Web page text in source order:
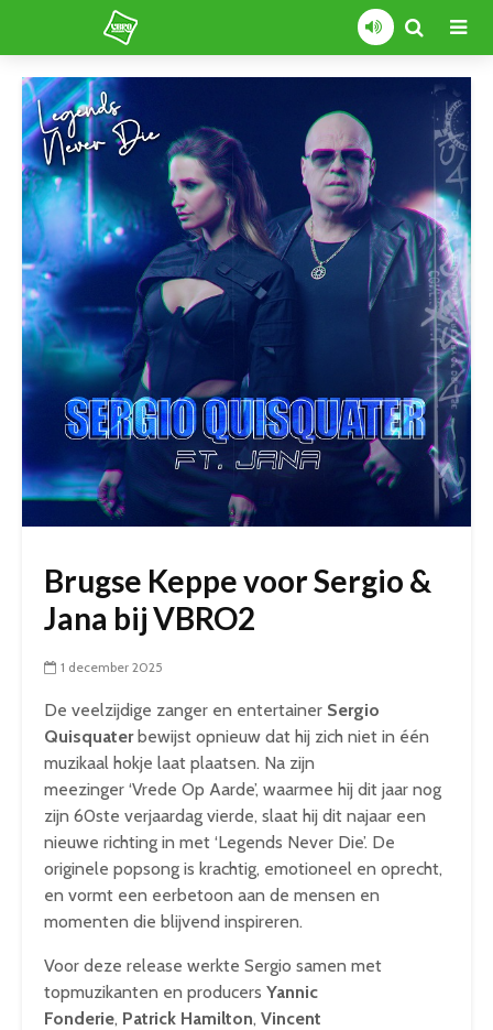
Brugse Keppe voor Sergio &
Jana bij VBRO2
1 december 2025
De veelzijdige zanger en entertainer Sergio
Quisquaterbewijst opnieuw dat hij zich niet in één
muzikaal hokje laat plaatsen. Na zijn
meezinger ‘Vrede Op Aarde’, waarmee hij dit jaar nog
zijn 60ste verjaardag vierde, slaat hij dit najaar een
nieuwe richting in met ‘Legends Never Die’. De
originele popsong is krachtig, emotioneel en oprecht,
en vormt een eerbetoon aan de mensen en
momenten die blijvend inspireren.
Voor deze release werkte Sergio samen met
topmuzikanten en producers Yannic
Fonderie, Patrick Hamilton, Vincent